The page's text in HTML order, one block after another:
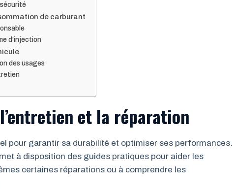
sécurité
de carburant
d’injection
des usages
et la réparation
pour garantir sa durabilité et optimiser ses performances.
à disposition des guides pratiques pour aider les
certaines réparations ou à comprendre les